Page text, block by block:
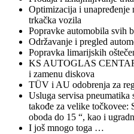
Optimizacija i unapređenje
trkačka vozila
Popravke automobila svih
Održavanje i pregled
Popravka limarijskih
KS AUTOGLAS
i zamenu diskova
TÜV i AU odobrenja za
Usluga servisa pneumatika
takođe za velike točkovee:
oboda do 15 “, kao i
I još mnogo toga …